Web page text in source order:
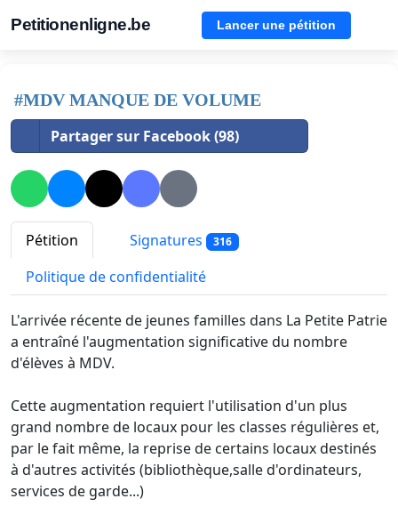
Petitionenligne.be Lancer une pétition
#MDV MANQUE DE VOLUME
Partager sur Facebook (98)
Pétition Signatures 316
Politique de confidentialité
L'arrivée récente de jeunes familles dans La Petite Patrie
a entraîné l'augmentation significative du nombre
d'élèves à MDV.
Cette augmentation requiert l'utilisation d'un plus
grand nombre de locaux pour les classes régulières et,
par le fait même, la reprise de certains locaux destinés
à d'autres activités (bibliothèque,salle d'ordinateurs,
services de garde...)